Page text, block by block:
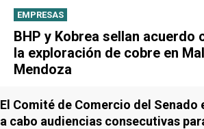
EMPRESAS
BHP y Kobrea sellan acuerdo
la exploración de cobre en
Mendoza
El Comité de Comercio del Senado
a cabo audiencias consecutivas